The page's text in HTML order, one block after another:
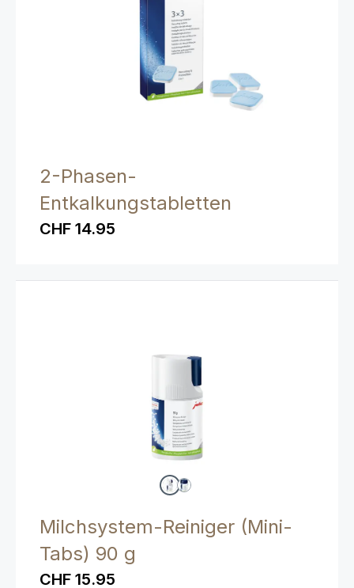
2-Phasen-
Entkalkungstabletten
CHF 14.95
Milchsystem-Reiniger (Mini-
Tabs) 90 g
CHF 15.95